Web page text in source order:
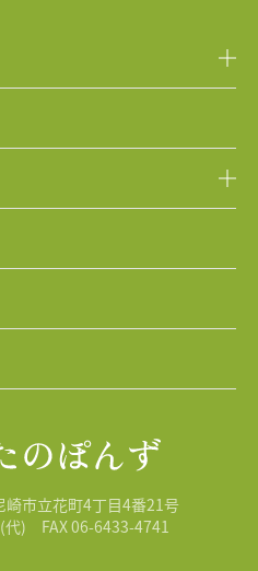
市立花町4丁目4番21号
代)
FAX 06-6433-4741